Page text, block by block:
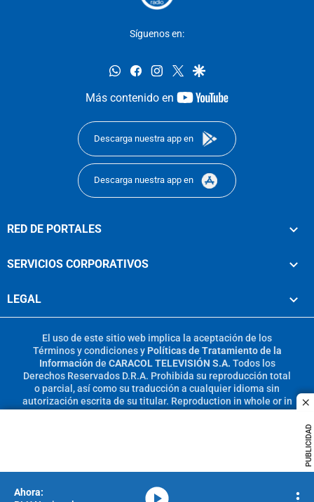
PUBLICIDAD
Síguenos en:
whatsappfacebookinstagram
twittergoogle
Más contenido en
youtube-
Descarga nuestra app en
Descarga nuestra app en
RED DE PORTALES
SERVICIOS CORPORATIVOS
LEGAL
El uso de este sitio web implica la aceptación de los
Términos y condicionesy Políticas de Tratamiento de la
Información de CARACOL TELEVISIÓN S.A. Todos los
Derechos Reservados D.R.A. Prohibida su reproducción total
o parcial, así como su traducción a cualquier idioma sin
autorización escrita de su titular. Reproduction in whole or in